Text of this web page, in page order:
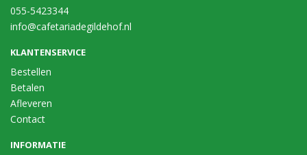
055-5423344
info@cafetariadegildehof.nl
KLANTENSERVICE
Bestellen
Betalen
Afleveren
Contact
INFORMATIE